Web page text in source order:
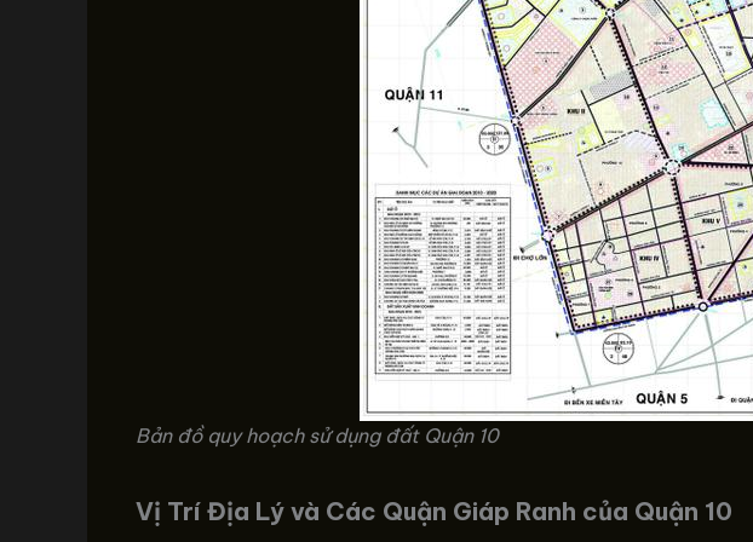
Bản đồ quy hoạch sử dụng đất Quận 10
Vị Trí Địa Lý và Các Quận Giáp Ranh của Quận 10